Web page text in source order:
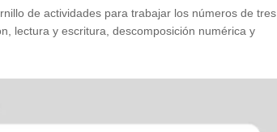
de actividades para trabajar los números de tres
lectura y escritura, descomposición numérica y